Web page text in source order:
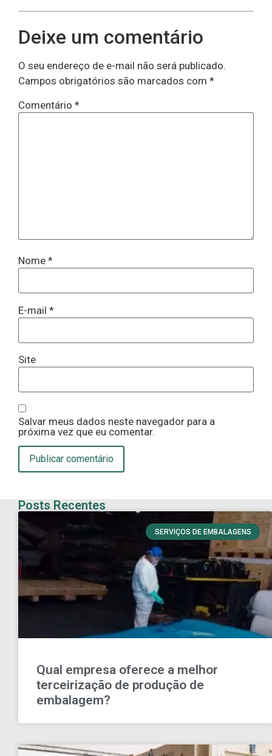
Deixe um comentário
O seu endereço de e-mail não será publicado.
Campos obrigatórios são marcados com *
Comentário *
Nome *
E-mail *
Site
Salvar meus dados neste navegador para a
próxima vez que eu comentar.
Posts Recentes
SERVIÇOS DE EMBALAGENS
Qual empresa oferece a melhor
terceirização de produção de
embalagem?